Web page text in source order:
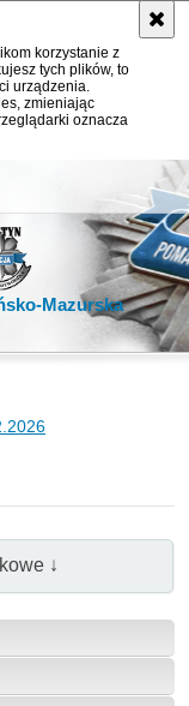
korzystanie z
tych plików, to
urządzenia.
zmieniając
oznacza
Mazurska
↓